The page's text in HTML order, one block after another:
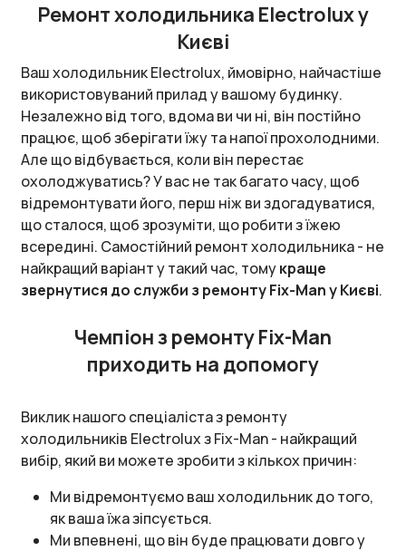
Ремонт холодильника Electrolux у
Києві
Ваш холодильник Electrolux, ймовірно, найчастіше
використовуваний прилад у вашому будинку.
Незалежно від того, вдома ви чи ні, він постійно
працює, щоб зберігати їжу та напої прохолодними.
Але що відбувається, коли він перестає
охолоджуватись? У вас не так багато часу, щоб
відремонтувати його, перш ніж ви здогадуватися,
що сталося, щоб зрозуміти, що робити з їжею
всередині. Самостійний ремонт холодильника - не
найкращий варіант у такий час, томукраще
звернутися до служби з ремонту Fix-Man у Києві.
Чемпіон з ремонту Fix-Man
приходить на допомогу
Виклик нашого спеціаліста з ремонту
холодильників Electrolux з Fix-Man - найкращий
вибір, який ви можете зробити з кількох причин:
Ми відремонтуємо ваш холодильник до того,
як ваша їжа зіпсується.
Ми впевнені, що він буде працювати довго у